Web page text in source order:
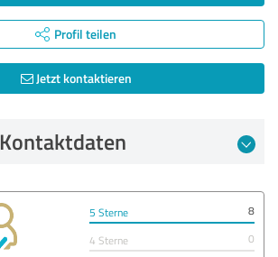
Profil teilen
Jetzt kontaktieren
Kontaktdaten
5 Sterne
8
4 Sterne
0